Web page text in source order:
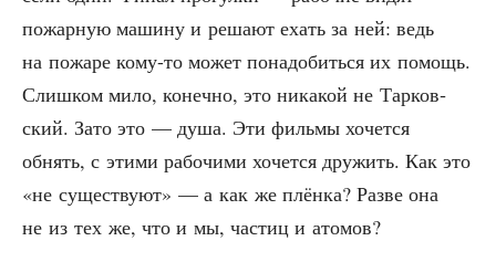
пожар­ную маши­ну и реша­ют ехать за ней: ведь
на пожа­ре кому-то может пона­до­бить­ся их помощь.
Слиш­ком мило, конеч­но, это ника­кой не Тар­ков­
ский. Зато это — душа. Эти филь­мы хочет­ся
обнять, с эти­ми рабо­чи­ми хочет­ся дру­жить. Как это
«не суще­ству­ют» — а как же плён­ка? Раз­ве она
не из тех же, что и мы, частиц и атомов?